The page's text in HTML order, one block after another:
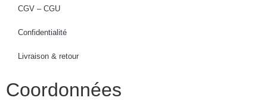
CGV – CGU
Confidentialité
Livraison & retour
Coordonnées